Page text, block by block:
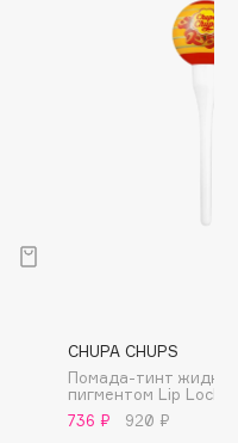
CHUPA CHUPS
Помада-тинт
пигментом Lip Locker
736 ₽
920 ₽